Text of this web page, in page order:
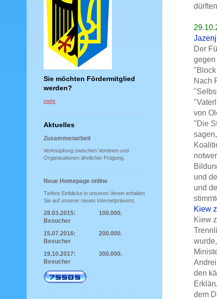
Sie möchten Fördermitglied
werden?
mehr
Aktuelles
Zusammenarbeit
Verknüpfung zwischen Vereinen und
Organisationen ähnlicher Prägung.
Neue Homepage online
Tiefere Einblicke in unseren Verein erhalten
Sie auf unserer neuen Internetpräsenz.
28.03.2015: 100.000.
Besucher
15.07.2016: 200.000.
Besucher
19.10.2017: 300.000.
Besucher
Der
Nach
von
"Die
und
und
Kiew
Kiew
den
dem